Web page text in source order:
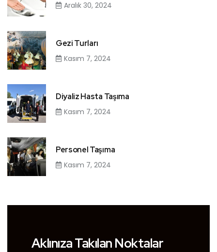
Aralık 30, 2024
Gezi Turları
Kasım 7, 2024
Diyaliz Hasta Taşıma
Kasım 7, 2024
Personel Taşıma
Kasım 7, 2024
Aklınıza Takılan Noktalar